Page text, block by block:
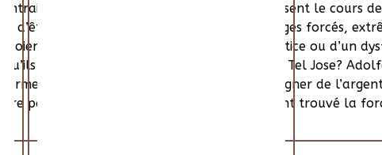
par leur force de caractère, ils inversent le cours
d’êtres humains, travail des enfants, mariages forcés,
soient-ils, ils prennent conscience d’une injustice ou d’un
qu’ils en ont été témoins, et ont décidé d’agir. Tel Jose?
aux enfants de son quartier de gagner de
part a? la rencontre de ces enfants qui ont trouvé la